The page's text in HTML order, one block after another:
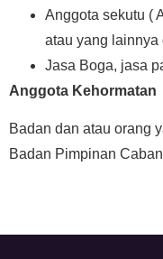
Anggota sekutu (
atau yang lainnya
Jasa Boga, jasa
Anggota Kehormatan
Badan dan atau orang
Badan Pimpinan